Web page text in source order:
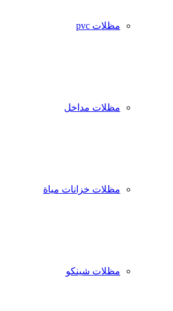
مظلات pvc
مظلات مداخل
مظلات خزانات مياة
مظلات شينكو